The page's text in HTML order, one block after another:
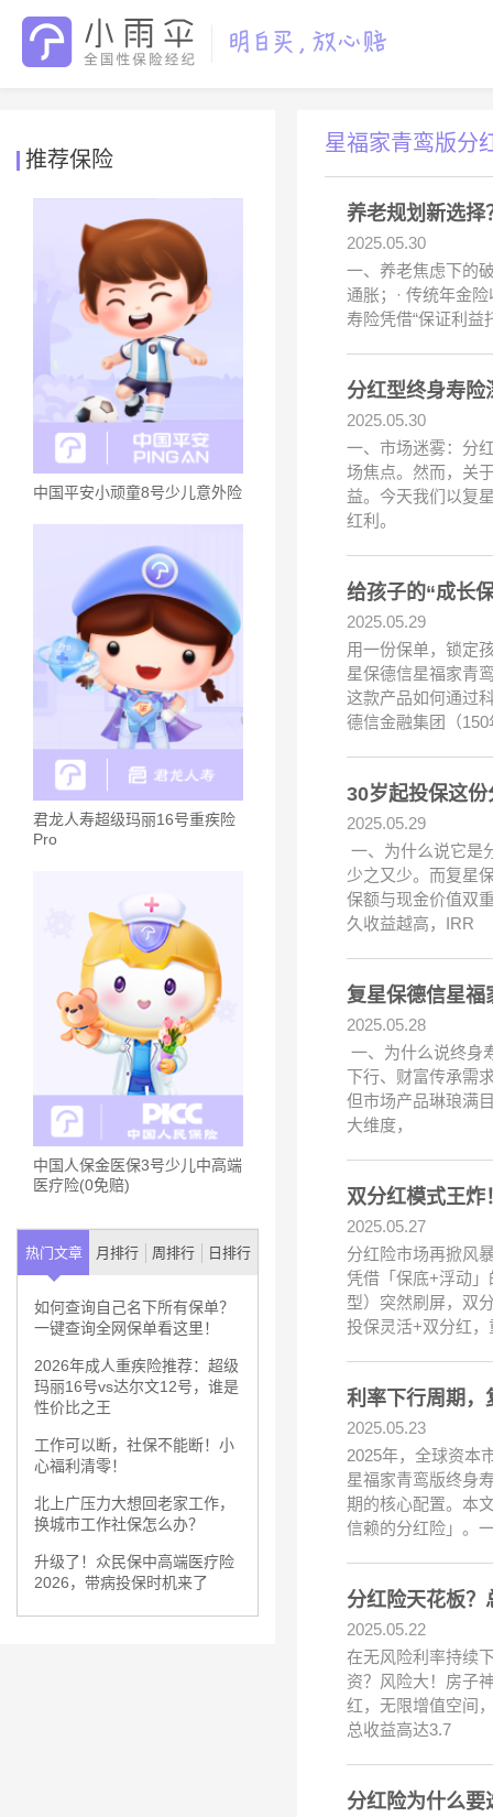
推荐保险
中国平安小顽童8号少儿意外险
君龙人寿超级玛丽16号重疾险
Pro
中国人保金医保3号少儿中高端
医疗险(0免赔)
热门文章 月排行 周排行 日排行
如何查询自己名下所有保单？
一键查询全网保单看这里！
2026年成人重疾险推荐：超级
玛丽16号vs达尔文12号，谁是
性价比之王
工作可以断，社保不能断！小
心福利清零！
北上广压力大想回老家工作，
换城市工作社保怎么办？
升级了！众民保中高端医疗险
2026，带病投保时机来了
星福家青鸾版分
养老规划新选择
2025.05.30
一、养老焦虑下的
通胀；· 传统年金
寿险凭借“保证利益
分红型终身寿险
2025.05.30
一、市场迷雾：分
场焦点。然而，关
益。今天我们以复
红利。
给孩子的“成长
2025.05.29
用一份保单，锁定
星保德信星福家青
这款产品如何通过
德信金融集团（150
30岁起投保这
2025.05.29
一、为什么说它是
少之又少。而复星
保额与现金价值双
久收益越高，IRR
复星保德信星
2025.05.28
一、为什么说终身
下行、财富传承需
但市场产品琳琅满
大维度，
双分红模式王炸
2025.05.27
分红险市场再掀风
凭借「保底+浮动
型）突然刷屏，双
投保灵活+双分红
利率下行周期，
2025.05.23
2025年，全球资本
星福家青鸾版终身
期的核心配置。本
信赖的分红险」。
分红险天花板？
2025.05.22
在无风险利率持续
资？风险大！房子
红，无限增值空间
总收益高达3.7
分红险为什么要